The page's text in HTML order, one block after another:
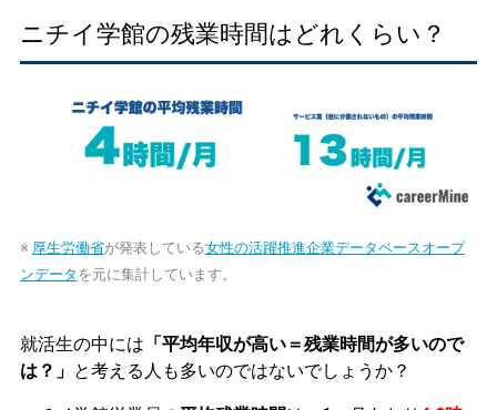
ニチイ学館の残業時間はどれくらい？
※ 厚生労働省が発表している女性の活躍推進企業データベースオープ
ンデータ を元に集計しています。
就活生の中には 「平均年収が高い＝残業時間が多いので
は？」 と考える人も多いのではないでしょうか？